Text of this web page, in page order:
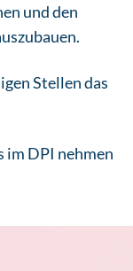
und den
Stellen das
im DPI nehmen